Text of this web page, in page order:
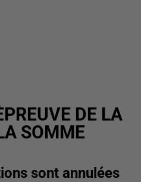
DE LA
SOMME
sont annulées